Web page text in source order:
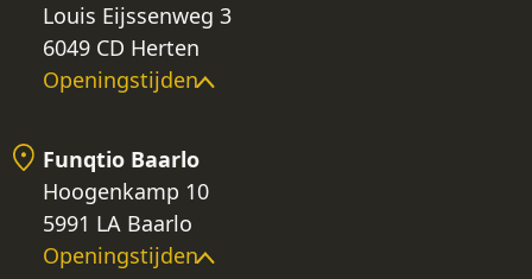
Louis Eijssenweg 3
6049 CD Herten
Openingstijden
Funqtio Baarlo
Hoogenkamp 10
5991 LA Baarlo
Openingstijden